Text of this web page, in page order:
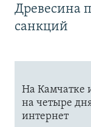
Древесина
санкций